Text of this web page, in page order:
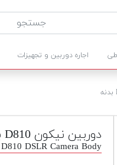
اجاره دوربین و تجهیزات
دوربین نیکون D810 بدنه
DSLR Camera Body